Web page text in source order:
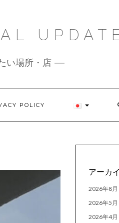
い場所・店
POLICY
アーカ
2026年8月
2026年5月
2026年4月